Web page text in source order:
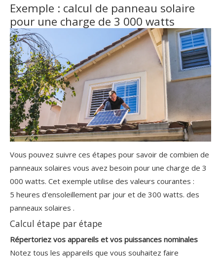
Exemple : calcul de panneau solaire
pour une charge de 3 000 watts
Vous pouvez suivre ces étapes pour savoir de combien de
panneaux solaires vous avez besoin pour une charge de 3
000 watts. Cet exemple utilise des valeurs courantes :
5 heures d'ensoleillement par jour et de 300 watts. des
panneaux solaires .
Calcul étape par étape
Répertoriez vos appareils et vos puissances nominales
Notez tous les appareils que vous souhaitez faire